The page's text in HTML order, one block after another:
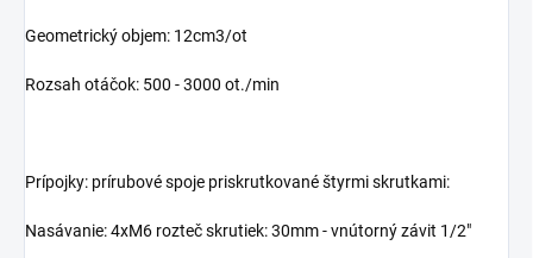
Geometrický objem: 12cm3/ot
Rozsah otáčok: 500 - 3000 ot./min
Prípojky: prírubové spoje priskrutkované štyrmi skrutkami:
Nasávanie: 4xM6 rozteč skrutiek: 30mm - vnútorný závit 1/2"